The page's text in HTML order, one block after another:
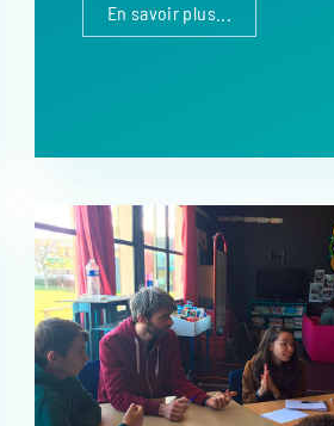
En savoir plus...